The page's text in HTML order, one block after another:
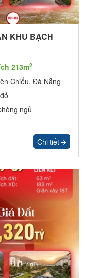
KHU BẠCH
213m2
Chiểu, Đà Nẵng
ngủ
Chi tiết